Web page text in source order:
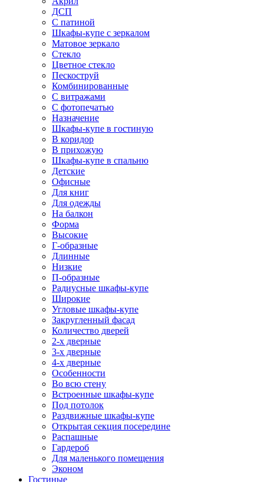
ДСП
С патиной
Шкафы-купе с зеркалом
Матовое зеркало
Стекло
Цветное стекло
Пескоструй
Комбинированные
С витражами
С фотопечатью
Назначение
Шкафы-купе в гостиную
В коридор
В прихожую
Шкафы-купе в спальню
Детские
Офисные
Для книг
Для одежды
На балкон
Форма
Высокие
Г-образные
Длинные
Низкие
П-образные
Радиусные шкафы-купе
Широкие
Угловые шкафы-купе
Закругленный фасад
Количество дверей
2-х дверные
3-х дверные
4-х дверные
Особенности
Во всю стену
Встроенные шкафы-купе
Под потолок
Раздвижные шкафы-купе
Открытая секция посередине
Распашные
Гардероб
Для маленького помещения
Эконом
Гостиные